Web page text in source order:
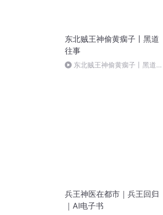
东北贼王神偷黄瘸子丨黑道
往事
东北贼王神偷黄瘸子丨黑道往
兵王神医在都市｜兵王回归
｜AI电子书